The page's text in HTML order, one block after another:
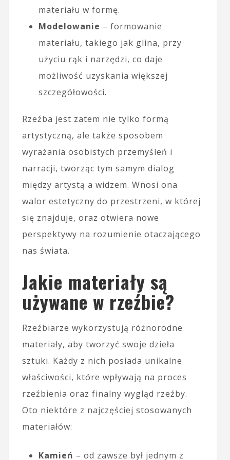
materiału w formę.
Modelowanie – formowanie
materiału, takiego jak glina, przy
użyciu rąk i narzędzi, co daje
możliwość uzyskania większej
szczegółowości.
Rzeźba jest zatem nie tylko formą
artystyczną, ale także sposobem
wyrażania osobistych przemyśleń i
narracji, tworząc tym samym dialog
między artystą a widzem. Wnosi ona
walor estetyczny do przestrzeni, w której
się znajduje, oraz otwiera nowe
perspektywy na rozumienie otaczającego
nas świata.
Jakie materiały są
używane w rzeźbie?
Rzeźbiarze wykorzystują różnorodne
materiały, aby tworzyć swoje dzieła
sztuki. Każdy z nich posiada unikalne
właściwości, które wpływają na proces
rzeźbienia oraz finalny wygląd rzeźby.
Oto niektóre z najczęściej stosowanych
materiałów:
Kamień – od zawsze był jednym z